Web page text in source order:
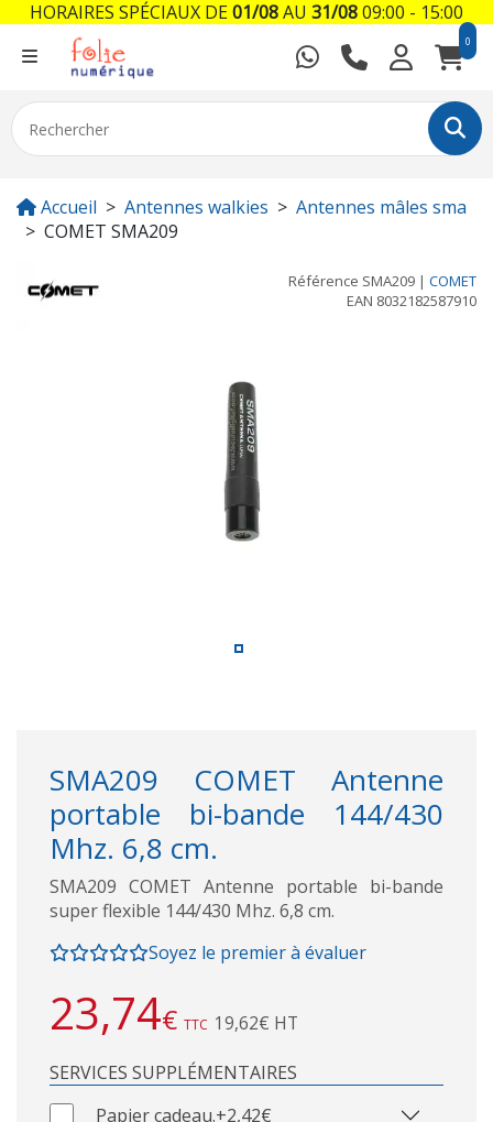
0
Accueil Antennes walkies
Antennes mâles sma
COMET SMA209
Référence SMA209 | COMET
EAN 8032182587910
SMA209 COMET Antenne
portable bi-bande 144/430
Mhz. 6,8 cm.
SMA209 COMET Antenne portable bi-bande
super flexible 144/430 Mhz. 6,8 cm.
Soyez le premier à évaluer
23,74€ TTC 19,62€ HT
SERVICES SUPPLÉMENTAIRES
Papier cadeau.+2,42€
HORAIRES SPÉCIAUX DE01/08AU 31/0809:00 - 15:00